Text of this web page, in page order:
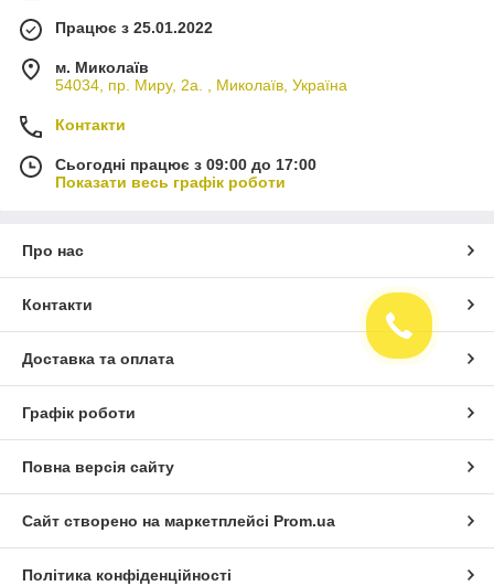
Працює з 25.01.2022
м. Миколаїв
54034, пр. Миру, 2а. , Миколаїв, Україна
Контакти
Сьогодні працює з 09:00 до 17:00
Показати весь графік роботи
Про нас
Контакти
Доставка та оплата
Графік роботи
Повна версія сайту
Сайт створено на маркетплейсі Prom.ua
Політика конфіденційності